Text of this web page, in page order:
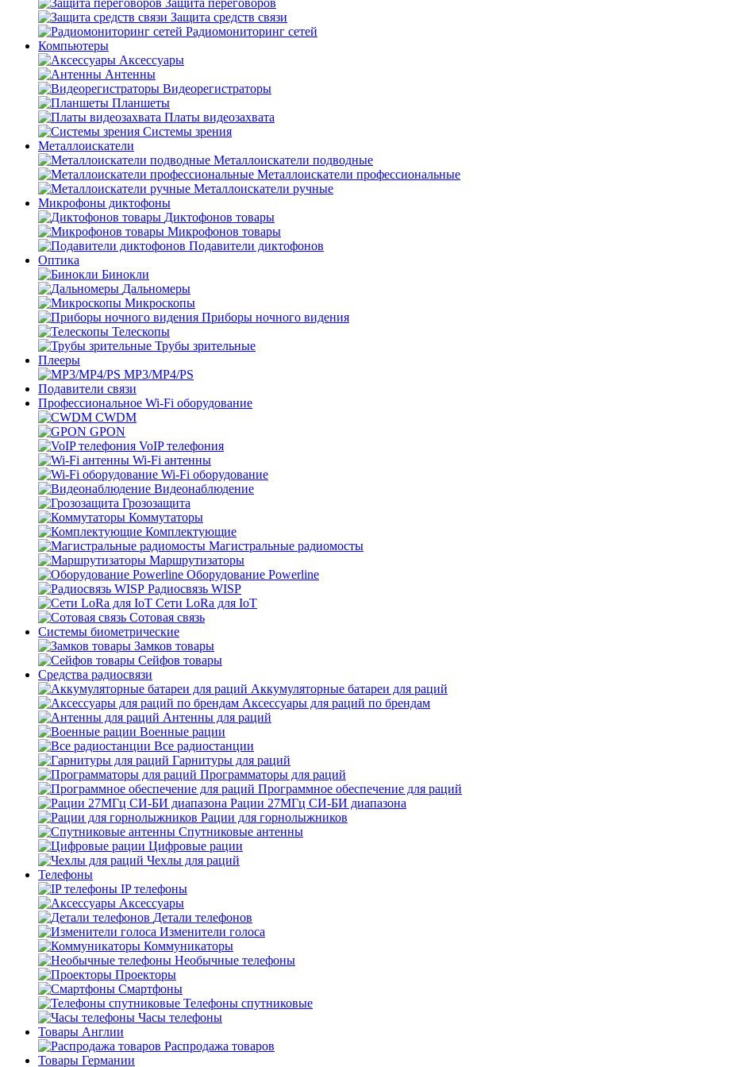
Защита переговоров
Защита средств связи
Радиомониторинг сетей
Компьютеры
Аксессуары
Антенны
Видеорегистраторы
Планшеты
Платы видеозахвата
Системы зрения
Металлоискатели
Металлоискатели подводные
Металлоискатели профессиональные
Металлоискатели ручные
Микрофоны диктофоны
Диктофонов товары
Микрофонов товары
Подавители диктофонов
Оптика
Бинокли
Дальномеры
Микроскопы
Приборы ночного видения
Телескопы
Трубы зрительные
Плееры
MP3/MP4/PS
Подавители связи
Профессиональное Wi-Fi оборудование
CWDM
GPON
VoIP телефония
Wi-Fi антенны
Wi-Fi оборудование
Видеонаблюдение
Грозозащита
Коммутаторы
Комплектующие
Магистральные радиомосты
Маршрутизаторы
Оборудование Powerline
Радиосвязь WISP
Сети LoRa для IoT
Сотовая связь
Системы биометрические
Замков товары
Сейфов товары
Средства радиосвязи
Аккумуляторные батареи для раций
Аксессуары для раций по брендам
Антенны для раций
Военные рации
Все радиостанции
Гарнитуры для раций
Программаторы для раций
Программное обеспечение для раций
Рации 27МГц СИ-БИ диапазона
Рации для горнолыжников
Спутниковые антенны
Цифровые рации
Чехлы для раций
Телефоны
IP телефоны
Аксессуары
Детали телефонов
Изменители голоса
Коммуникаторы
Необычные телефоны
Проекторы
Смартфоны
Телефоны спутниковые
Часы телефоны
Товары Англии
Распродажа товаров
Товары Германии